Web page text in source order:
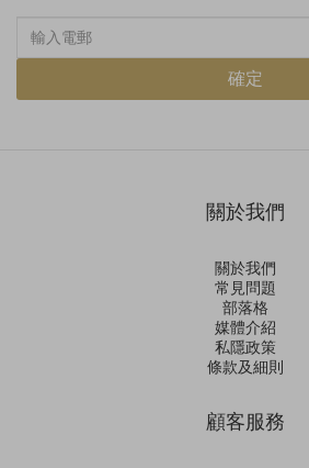
確定
關於我們
關於我們
常見問題
部落格
媒體介紹
私隱政策
條款及細則
顧客服務